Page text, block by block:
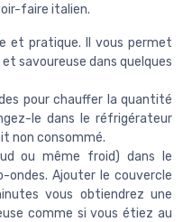
faire italien.
et pratique. Il vous permet
savoureuse dans quelques
pour chauffer la quantité
le dans le réfrigérateur
non consommé.
ou même froid) dans le
Ajouter le couvercle
vous obtiendrez une
comme si vous étiez au